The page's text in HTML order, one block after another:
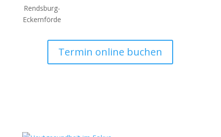
Termin online buchen